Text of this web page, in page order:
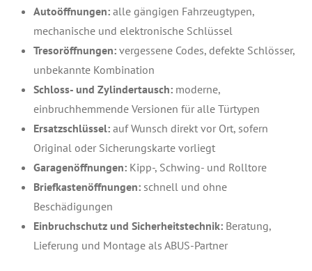
Autoöffnungen: alle gängigen Fahrzeugtypen,
mechanische und elektronische Schlüssel
Tresoröffnungen: vergessene Codes, defekte Schlösser,
unbekannte Kombination
Schloss- und Zylindertausch: moderne,
einbruchhemmende Versionen für alle Türtypen
Ersatzschlüssel: auf Wunsch direkt vor Ort, sofern
Original oder Sicherungskarte vorliegt
Garagenöffnungen: Kipp-, Schwing- und Rolltore
Briefkastenöffnungen: schnell und ohne
Beschädigungen
Einbruchschutz und Sicherheitstechnik: Beratung,
Lieferung und Montage als ABUS-Partner